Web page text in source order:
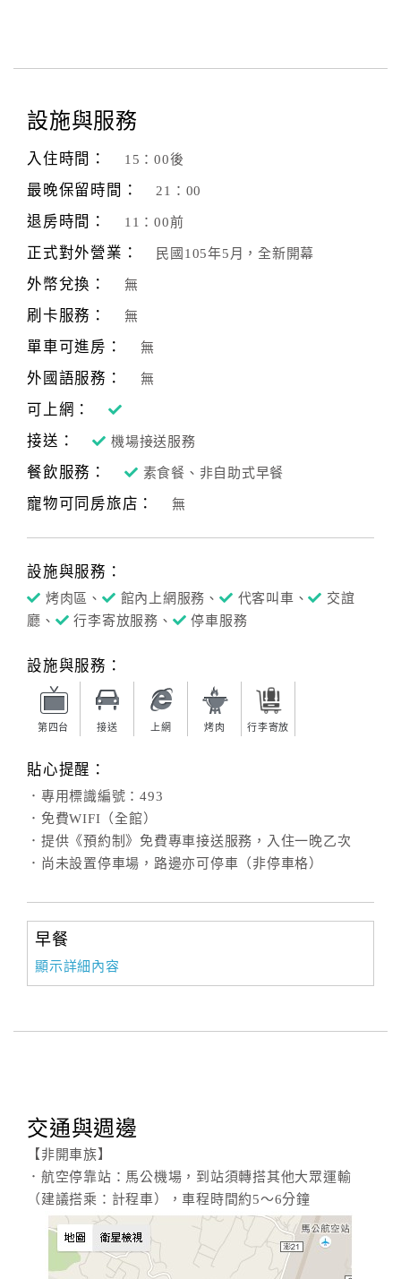
顧
客
滿
度
訂
單
理
會
員
戶
客
絡
單
Line
房
房
設施與服務
入住時間： 15：00後
最晚保留時間： 21：00
退房時間： 11：00前
正式對外營業： 民國105年5月，全新開幕
外幣兌換： 無
刷卡服務： 無
單車可進房： 無
外國語服務： 無
可上網：
接送：
機場接送服務
餐飲服務： 素食餐、非自助式早餐
寵物可同房旅店： 無
設施與服務：
烤肉區、 館內上網服務、 代客叫車、
交誼
廳、
行李寄放服務、 停車服務
設施與服務：
第四台 接送 上網 烤肉 行李寄放
貼心提醒：
．專用標識編號：493
．免費WIFI（全館）
．提供《預約制》免費專車接送服務，入住一晚乙次
．尚未設置停車場，路邊亦可停車（非停車格）
早餐
顯示詳細內容
交通與週邊
【非開車族】
．航空停靠站：馬公機場，到站須轉搭其他大眾運輸
（建議搭乘：計程車），車程時間約5～6分鐘